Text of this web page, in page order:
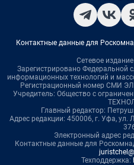
Контактные данные для
Сетевое
Зарегистрировано Федеральной
информационных технологий и
Регистрационный номер СМИ
Учредитель: Общество с
Главный редактор:
Адрес редакции: 450006, г. Уфа, ул.
Электронный адрес
Контактные данные для
Техподдержка: